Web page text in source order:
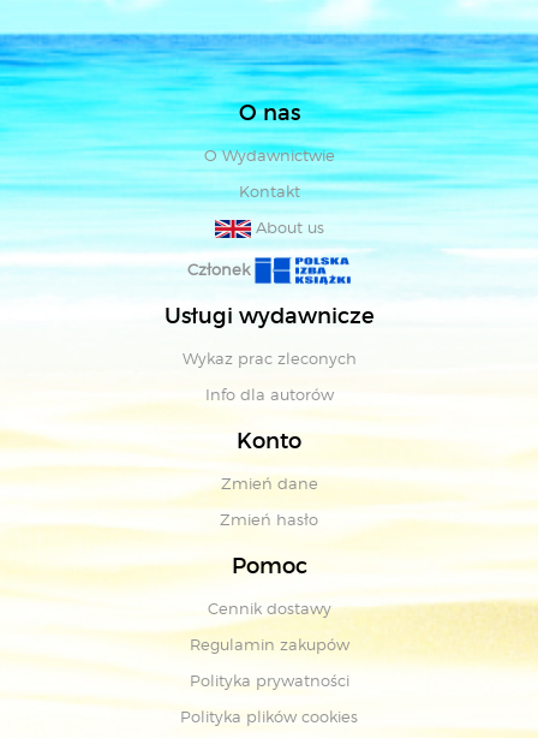
O nas
O Wydawnictwie
Kontakt
About us
Członek
Usługi wydawnicze
Wykaz prac zleconych
Info dla autorów
Konto
Zmień dane
Zmień hasło
Pomoc
Cennik dostawy
Regulamin zakupów
Polityka prywatności
Polityka plików cookies